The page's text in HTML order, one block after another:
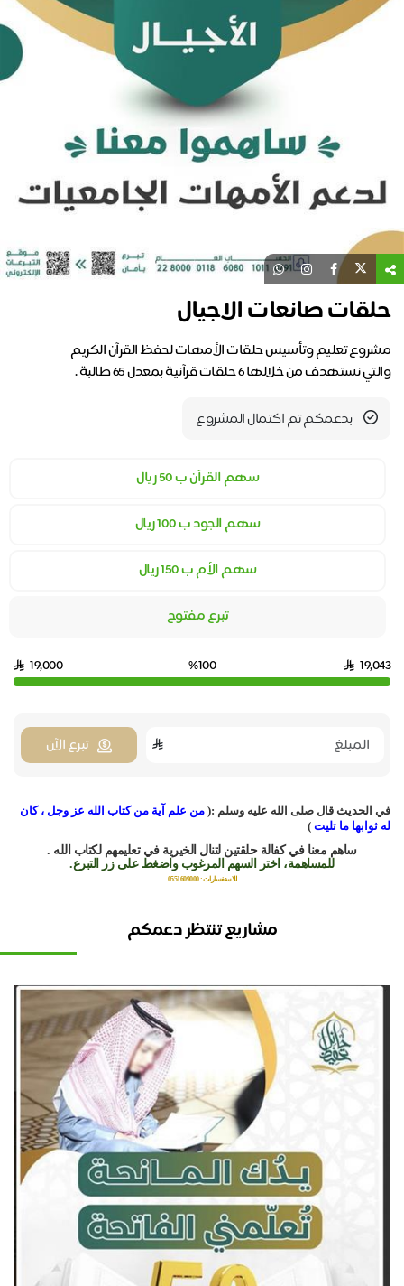
صانعات الاجيال
نستهدف من خلالها 6 حلقات قرآنية بمعدل 65 طالبة .
بدعمكم تم اكتمال المشروع
سهم القرآن ب 50 ريال
سهم الجود ب 100 ريال
سهم الأم ب 150 ريال
تبرع مفتوح
%100
19,000
تبرع الآن
الحديث قال صلى الله عليه وسلم :(من علم آية من كتاب الله عز وجل ، كان
ما تليت )
ساهم معنا في كفالة حلقتين لتنال الخيرية في تعليمهم لكتاب الله .
للمساهمة، اختر السهم المرغوب واضغط على زر التبرع.
للاستفسارات: 0551609000
مشاريع تنتظر دعمكم